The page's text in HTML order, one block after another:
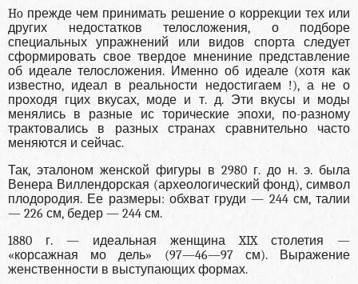
Ho прежде чем принимать решение о коррекции тех или
других недостатков телосложения, о подборе
специальных упражнений или видов спорта следует
сформировать свое твердое мнениние представление
об идеале телосложения. Именно об идеале (хотя как
известно, идеал в реальности недостигаем !), а не о
проходя гцих вкусах, моде и т. д. Эти вкусы и моды
менялись в разные ис торические эпохи, по-разному
трактовались в разных странах сравнительно часто
меняются и сейчас.
Так, эталоном женской фигуры в 2980 г. до н. э. была
Венера Виллендорская (археологический фонд), символ
плодородия. Ее размеры: обхват груди — 244 см, талии
— 226 см, бедер — 244 см.
1880 г. — идеальная женщина XIX столетия —
«корсажная мо дель» (97—46—97 см). Выражение
женственности в выступающих формах.